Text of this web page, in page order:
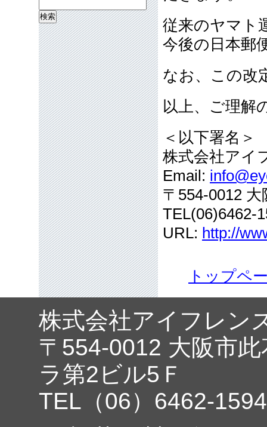
従来のヤマト
今後の日本郵
なお、この改
以上、ご理解
＜以下署名＞
株式会社アイ
Email:
〒554-0012
TEL(06)6462-
URL: http://
トップペ
索:
株式会社アイフレン
〒554-0012 大阪市
ラ第2ビル5Ｆ
TEL（06）6462-